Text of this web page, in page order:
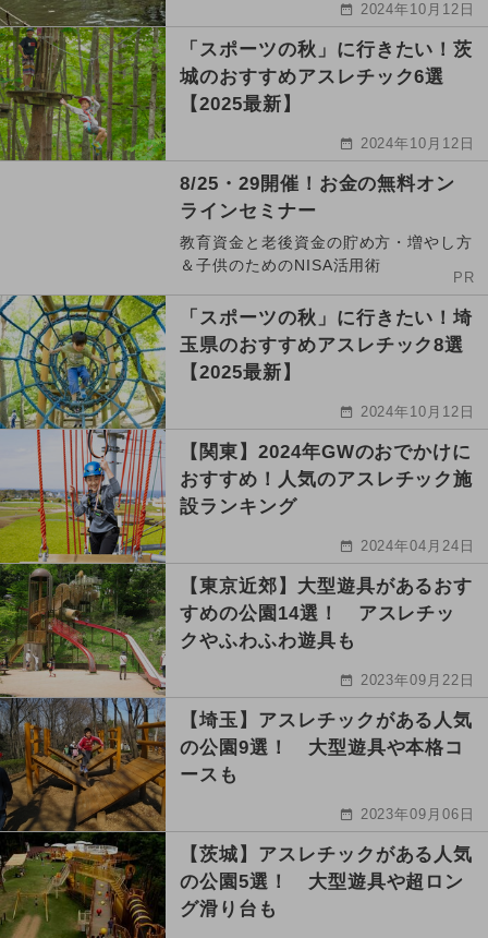
2024年10月12日
「スポーツの秋」に行きたい！茨
城のおすすめアスレチック6選
【2025最新】
2024年10月12日
8/25・29開催！お金の無料オン
ラインセミナー
教育資金と老後資金の貯め方・増やし方
＆子供のためのNISA活用術
PR
「スポーツの秋」に行きたい！埼
玉県のおすすめアスレチック8選
【2025最新】
2024年10月12日
【関東】2024年GWのおでかけに
おすすめ！人気のアスレチック施
設ランキング
2024年04月24日
【東京近郊】大型遊具があるおす
すめの公園14選！ アスレチッ
クやふわふわ遊具も
2023年09月22日
【埼玉】アスレチックがある人気
の公園9選！ 大型遊具や本格コ
ースも
2023年09月06日
【茨城】アスレチックがある人気
の公園5選！ 大型遊具や超ロン
グ滑り台も